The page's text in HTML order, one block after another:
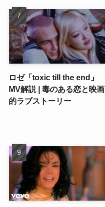
ロゼ「toxic till the end」
MV解説 | 毒のある恋と映画
的ラブストーリー